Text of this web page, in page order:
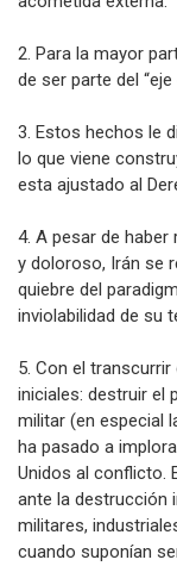
2. Para la mayor
de ser parte del
3. Estos hechos le
lo que viene
esta ajustado al
4. A pesar de
y doloroso, Irán se
quiebre del
inviolabilidad de su
5. Con el
iniciales: destruir el
militar (en especial
ha pasado a
Unidos al conflicto.
ante la destrucción
militares,
cuando suponían